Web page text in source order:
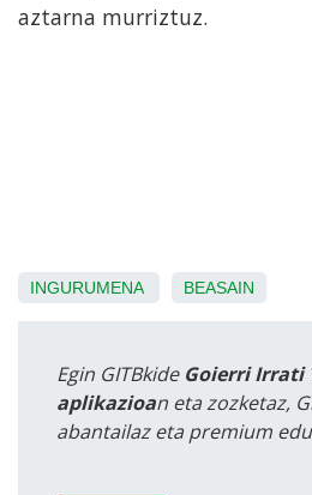
aztarna murriztuz.
INGURUMENA BEASAIN
Egin GITBkide Goierri Irrati
aplikazioan eta zozketaz,
abantailaz eta premium